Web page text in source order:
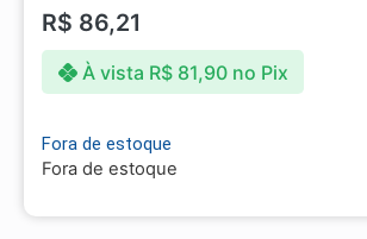
R$ 86,21
À vista R$81,90 no Pix
Fora de estoque
Fora de estoque